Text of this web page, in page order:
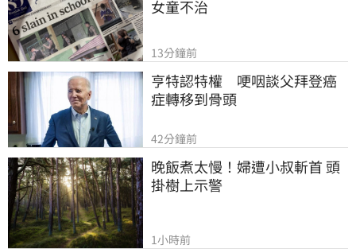
女童不治
13分鐘前
亨特認特權　哽咽談父拜登癌
症轉移到骨頭
42分鐘前
晚飯煮太慢！婦遭小叔斬首 頭
掛樹上示警
1小時前